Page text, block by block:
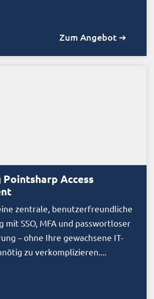
Zum Angebot ➔
Access
zentrale, benutzerfreundliche
mit SSO, MFA und passwortloser
– ohne Ihre gewachsene IT-
zu verkomplizieren....